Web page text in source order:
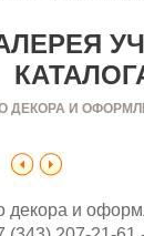
И
декора и